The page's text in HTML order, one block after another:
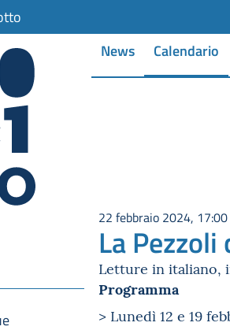
News Calendario
22 febbraio 2024, 17:00
La
Letture in italiano,
Programma
> Lunedì 12 e 19